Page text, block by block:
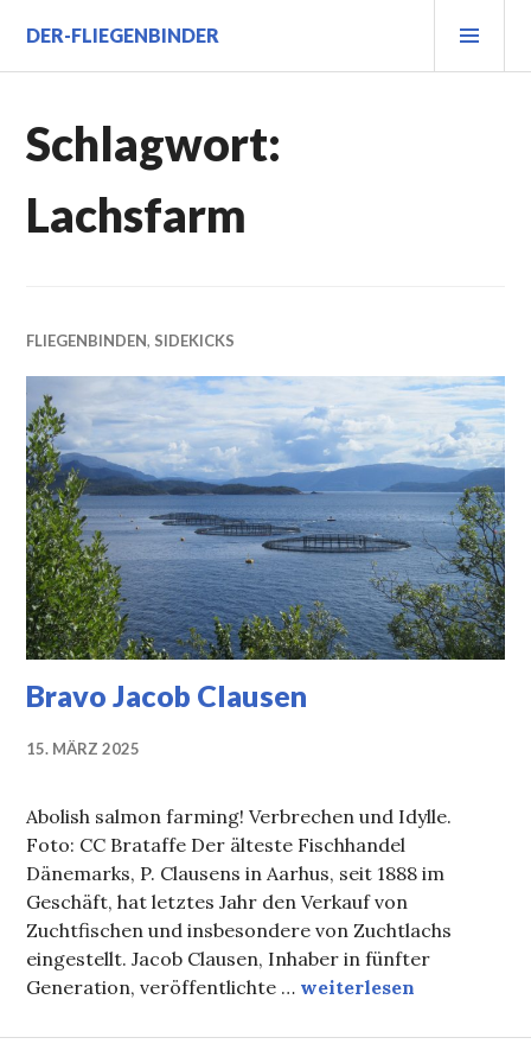
Inhalt
springen
DER-FLIEGENBINDER
Schlagwort:
Lachsfarm
FLIEGENBINDEN, SIDEKICKS
Bravo Jacob Clausen
15. MÄRZ 2025
Abolish salmon farming! Verbrechen und Idylle.
Foto: CC Brataffe Der älteste Fischhandel
Dänemarks, P. Clausens in Aarhus, seit 1888 im
Geschäft, hat letztes Jahr den Verkauf von
Zuchtfischen und insbesondere von Zuchtlachs
eingestellt. Jacob Clausen, Inhaber in fünfter
Generation, veröffentlichte … Bravo Jacob Clausen
weiterlesen